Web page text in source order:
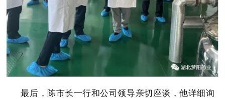
最后，陈市长一行和公司领导亲切座谈，他详细询